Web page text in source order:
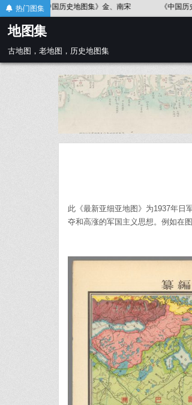
Skip
to
content
热门图集
宋 《中国历史地图集》东汉 《中国历史
地图集
古地图，老地图，历史地图集
此《最新亚细亚地图》为1937年日
夺和高涨的军国主义思想。例如在